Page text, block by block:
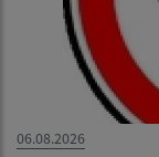
06.08.2026